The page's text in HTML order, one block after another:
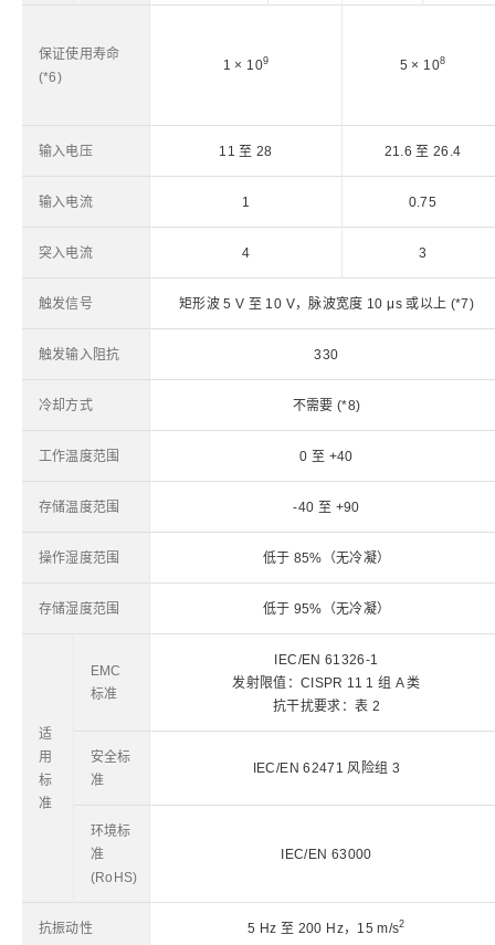
保证使用寿命
(*6)
1 × 109 5 × 108
输入电压 11 至 28 21.6 至 26.4
输入电流 1 0.75
突入电流 4 3
触发信号 矩形波 5 V 至 10 V，脉波宽度 10 μs 或以上 (*7)
触发输入阻抗 330
冷却方式 不需要 (*8)
工作温度范围 0 至 +40
存储温度范围 -40 至 +90
操作湿度范围 低于 85%（无冷凝）
存储湿度范围 低于 95%（无冷凝）
适
用
标
准
EMC
标准
IEC/EN 61326-1
发射限值：CISPR 11 1 组 A 类
抗干扰要求：表 2
安全标
准
IEC/EN 62471 风险组 3
环境标
准
(RoHS)
IEC/EN 63000
抗振动性 5 Hz 至 200 Hz，15 m/s2